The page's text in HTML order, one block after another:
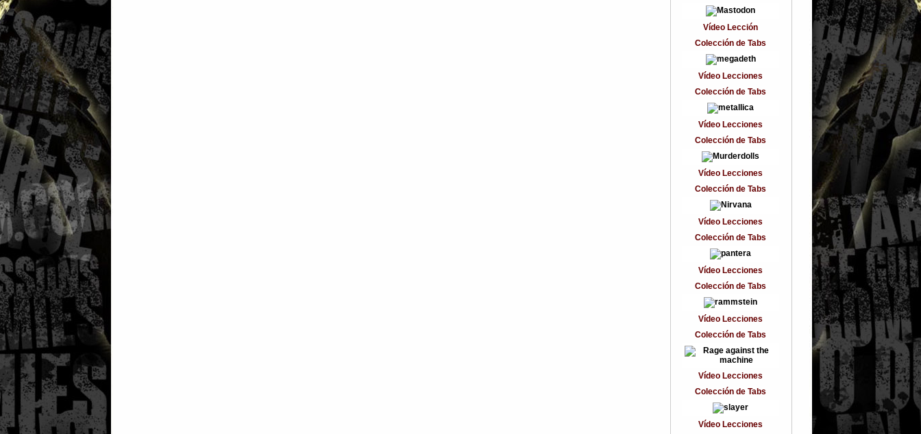
Vídeo Lección
Colección de Tabs
Vídeo Lecciones
Colección de Tabs
Vídeo Lecciones
Colección de Tabs
Vídeo Lecciones
Colección de Tabs
Vídeo Lecciones
Colección de Tabs
Vídeo Lecciones
Colección de Tabs
Vídeo Lecciones
Colección de Tabs
Vídeo Lecciones
Colección de Tabs
Vídeo Lecciones